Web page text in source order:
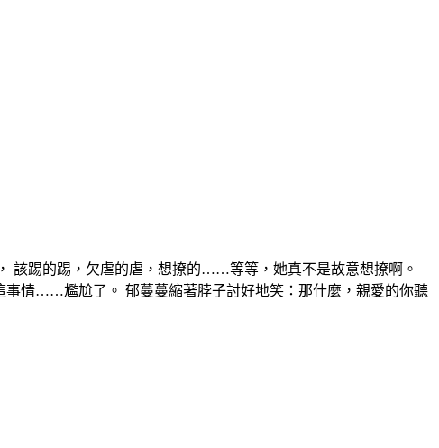
該踢的踢，欠虐的虐，想撩的……等等，她真不是故意想撩啊。
情……尷尬了。 郁蔓蔓縮著脖子討好地笑：那什麼，親愛的你聽